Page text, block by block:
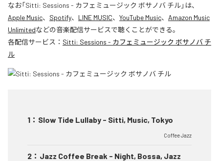
なお「Sitti: Sessions - カフェミュージック ボサノバ チル」は、
Apple Music、 Spotify、 LINE MUSIC、 YouTube Music、 Amazon Music
Unlimitedなどの音楽配信サービスで聴くことができる。
各配信サービス： Sitti: Sessions - カフェミュージック ボサノバ チ
ル
1 ： Slow Tide Lullaby - Sitti, Music, Tokyo
Coffee Jazz
2 ： Jazz Coffee Break - Night, Bossa, Jazz